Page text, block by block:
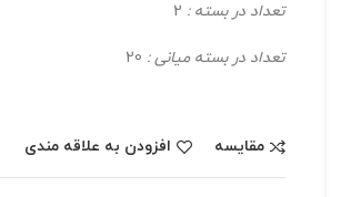
تعداد در بسته :
تعداد در بسته میانی :
مقایسه افزودن به علاقه مندی